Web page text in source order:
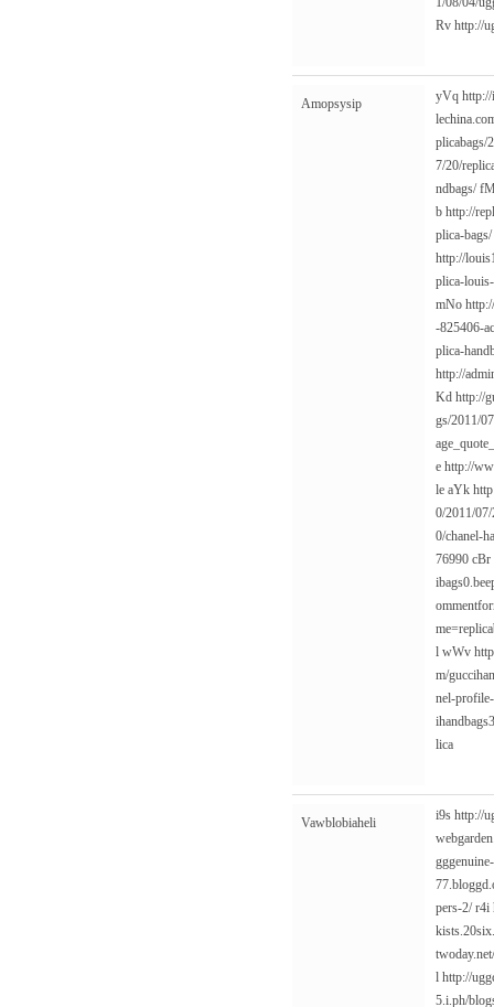
Rv http://
Amopsysip yVq
plicabags/
7/20/
ndbags/
b http://
plica-bags/
http://
plica-
mNo
-825406-
plica-
http://
Kd http://
gs/2011/
e http://
le aYk
0/2011/
0/chanel-
76990 cBr
l wWv
m/
nel-
lica
Vawblobiaheli i9s http://
pers-2/r4i
l http://
5.i.ph/